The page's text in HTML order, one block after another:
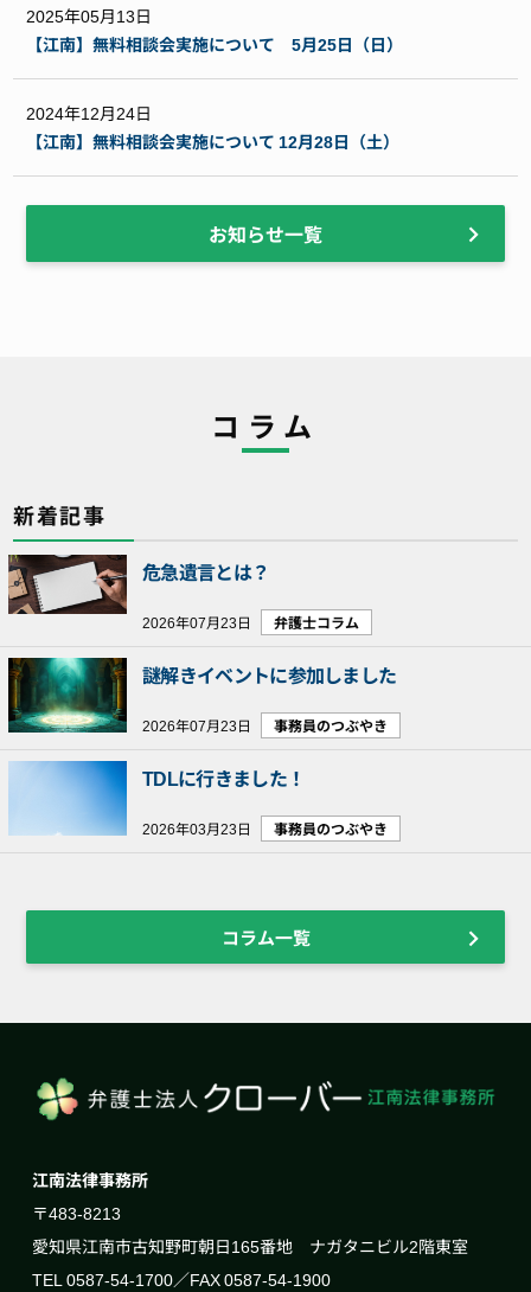
2025年05月13日
【江南】無料相談会実施について 5月25日（日）
2024年12月24日
【江南】無料相談会実施について 12月28日（土）
お知らせ一覧
コラム
新着記事
危急遺言とは？
2026年07月23日 弁護士コラム
謎解きイベントに参加しました
2026年07月23日 事務員のつぶやき
TDLに行きました！
2026年03月23日 事務員のつぶやき
コラム一覧
江南法律事務所
〒483-8213
愛知県江南市古知野町朝日165番地 ナガタニビル2階東室
TEL 0587-54-1700／FAX 0587-54-1900